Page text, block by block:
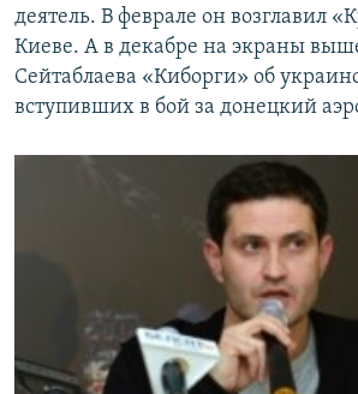
деятель. В феврале он возглавил
Киеве. А в декабре на экраны
Сейтаблаева «Киборги» об
вступивших в бой за донецкий